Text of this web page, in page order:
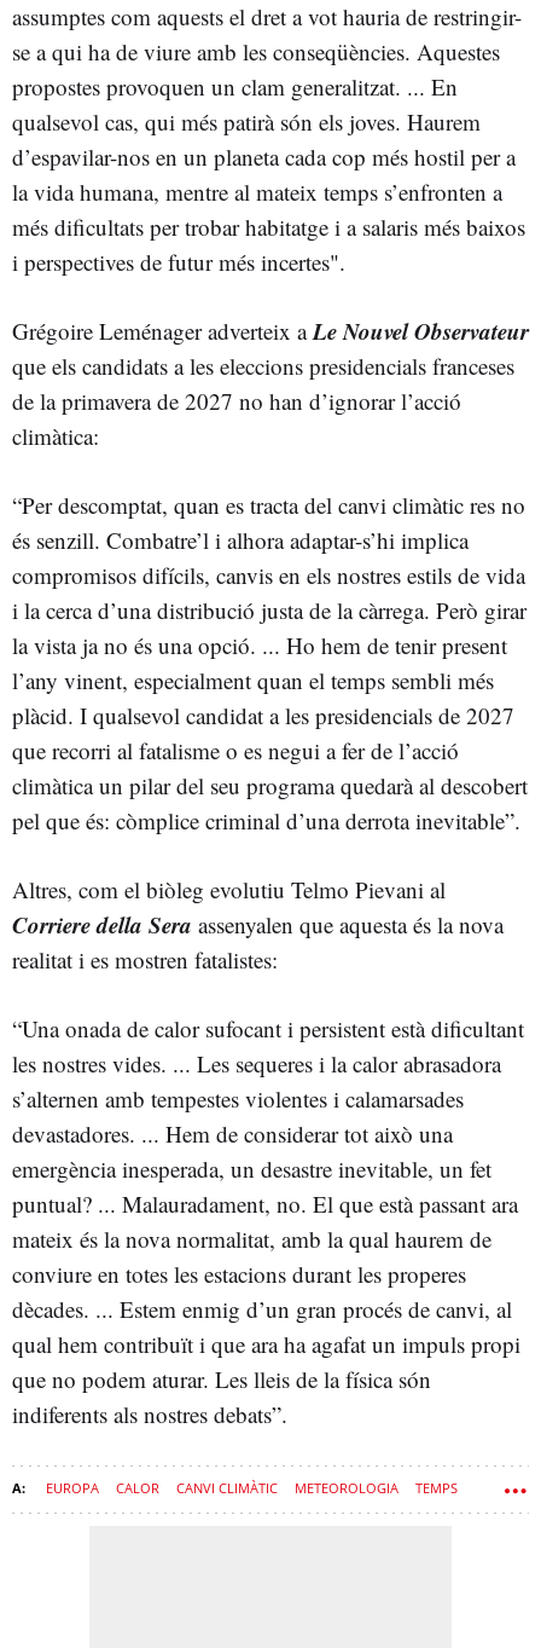
assumptes com aquests el dret a vot hauria de restringir-
se a qui ha de viure amb les conseqüències. Aquestes
propostes provoquen un clam generalitzat. ... En
qualsevol cas, qui més patirà són els joves. Haurem
d’espavilar-nos en un planeta cada cop més hostil per a
la vida humana, mentre al mateix temps s’enfronten a
més dificultats per trobar habitatge i a salaris més baixos
i perspectives de futur més incertes".
Grégoire Leménager adverteix aLe Nouvel Observateur
que els candidats a les eleccions presidencials franceses
de la primavera de 2027 no han d’ignorar l’acció
climàtica:
“Per descomptat, quan es tracta del canvi climàtic res no
és senzill. Combatre’l i alhora adaptar-s’hi implica
compromisos difícils, canvis en els nostres estils de vida
i la cerca d’una distribució justa de la càrrega. Però girar
la vista ja no és una opció. ... Ho hem de tenir present
l’any vinent, especialment quan el temps sembli més
plàcid. I qualsevol candidat a les presidencials de 2027
que recorri al fatalisme o es negui a fer de l’acció
climàtica un pilar del seu programa quedarà al descobert
pel que és: còmplice criminal d’una derrota inevitable”.
Altres, com el biòleg evolutiu Telmo Pievani al
Corriere della Sera assenyalen que aquesta és la nova
realitat i es mostren fatalistes:
“Una onada de calor sufocant i persistent està dificultant
les nostres vides. ... Les sequeres i la calor abrasadora
s’alternen amb tempestes violentes i calamarsades
devastadores. ... Hem de considerar tot això una
emergència inesperada, un desastre inevitable, un fet
puntual? ... Malauradament, no. El que està passant ara
mateix és la nova normalitat, amb la qual haurem de
conviure en totes les estacions durant les properes
dècades. ... Estem enmig d’un gran procés de canvi, al
qual hem contribuït i que ara ha agafat un impuls propi
que no podem aturar. Les lleis de la física són
indiferents als nostres debats”.
EUROPA CALOR CANVI CLIMÀTIC METEOROLOGIA TEMPS